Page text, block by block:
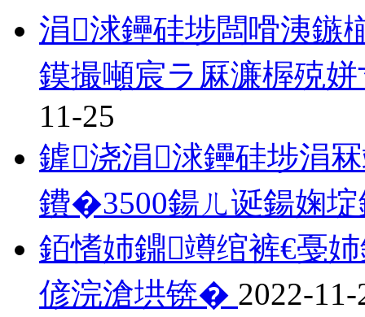
涓浗鑸硅埗闆嗗洟鏃
鏌撮噸宸ラ厤濂楃殑
11-25
鎼浇涓浗鑸硅埗涓
鐨�3500鍚ㄦ诞鍚婅
銆愭姉鐤竴绾裤€戞
偐浣滄垬锛� 2022-11-